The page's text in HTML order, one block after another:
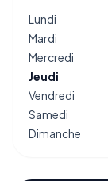
Lundi
Mardi
Mercredi
Jeudi
Vendredi
Samedi
Dimanche